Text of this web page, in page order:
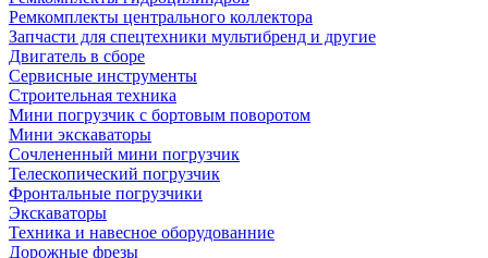
Ремкомплекты центрального коллектора
Запчасти для спецтехники мультибренд и другие
Двигатель в сборе
Сервисные инструменты
Строительная техника
Мини погрузчик с бортовым поворотом
Мини экскаваторы
Сочлененный мини погрузчик
Телескопический погрузчик
Фронтальные погрузчики
Экскаваторы
Техника и навесное оборудованние
Дорожные фрезы